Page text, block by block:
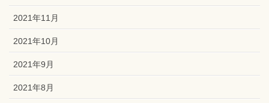
2021年11月
2021年10月
2021年9月
2021年8月